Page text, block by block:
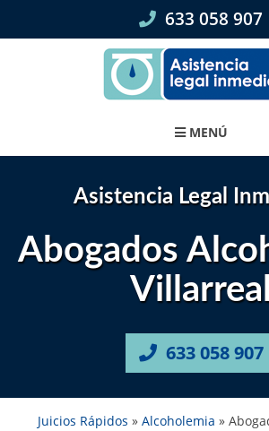
633 058 907
MENÚ
Asistencia Legal
Abogados
Villarreal
633 058 907
Juicios Rápidos » Alcoholemia »